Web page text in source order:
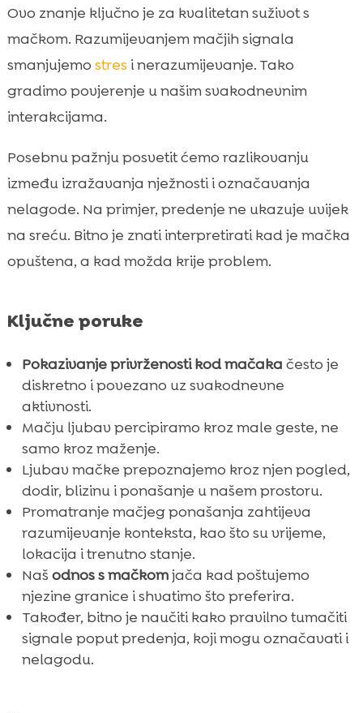

Vokalizacija: mijaukanje, cvrkutanje i
“razgovor” s nama
Granice i signali da mački treba prostor
Kako potaknuti privrženost: igra, rutina i
pozitivno potkrepljenje
Prehrana, pijesak i dobrobit: kako
CricksyCat i Purrfect Life podržavaju sretan
odnos
FAQ
Ovo znanje ključno je za kvalitetan suživot s
mačkom. Razumijevanjem mačjih signala
smanjujemo stres i nerazumijevanje. Tako
gradimo povjerenje u našim svakodnevnim
interakcijama.
Posebnu pažnju posvetit ćemo razlikovanju
između izražavanja nježnosti i označavanja
nelagode. Na primjer, predenje ne ukazuje uvijek
na sreću. Bitno je znati interpretirati kad je mačka
opuštena, a kad možda krije problem.
Ključne poruke
Pokazivanje privrženosti kod mačaka često je
diskretno i povezano uz svakodnevne
aktivnosti.
Mačju ljubav percipiramo kroz male geste, ne
samo kroz maženje.
Ljubav mačke prepoznajemo kroz njen pogled,
dodir, blizinu i ponašanje u našem prostoru.
Promatranje mačjeg ponašanja zahtijeva
razumijevanje konteksta, kao što su vrijeme,
lokacija i trenutno stanje.
Naš odnos s mačkomjača kad poštujemo
njezine granice i shvatimo što preferira.
Također, bitno je naučiti kako pravilno tumačiti
signale poput predenja, koji mogu označavati i
nelagodu.